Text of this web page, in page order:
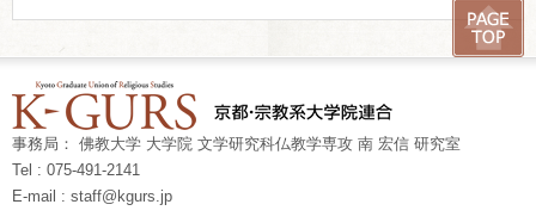
事務局： 佛教大学 大学院 文学研究科仏教学専攻 南 宏信 研究室
Tel : 075-491-2141
E-mail : staff@kgurs.jp